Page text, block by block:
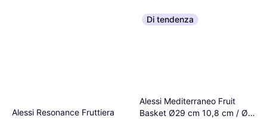
Alessi Resonance Fruttiera
Di tendenza
Alessi Mediterraneo Fruit
Basket Ø29 cm 10,8 cm / Ø